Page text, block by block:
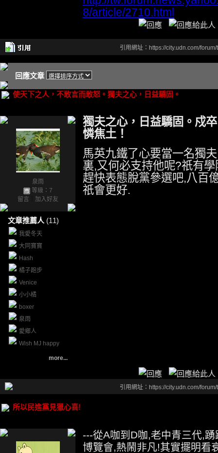
8/article/2710.html
引用網址：https://city.udn.com/
回應文章
使天下之人，不敢言而敢怒。獨夫之心，日益驕固。
泉雨
等級：7
留言
加入好友
文章推薦人 (11)
我愛冬天
大同寶寶
Hash
橘子跑步
Venice
小小橘
boxer
泉雨
愛鄉人
Wish MJ happy
more...
獨夫之心，日益驕固。戍
憐焦土！
馬英九鐵了心要當一名獨
裏,又何必支持他呢?祇有
趕快表態脫黨參選吧,八百
祇會更好.
引用網址：https://city.udn.com/
所以民進黨見獵心喜!
---從A咖到D咖,老中青三代,
博覽會,熱鬧非凡!其實擺明看